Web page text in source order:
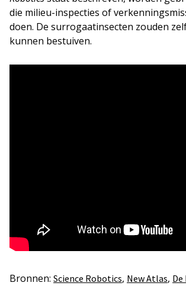
die milieu-inspecties of
doen. De surrogaatinsecten zouden
kunnen bestuiven.
Bronnen: Science Robotics, New Atlas,